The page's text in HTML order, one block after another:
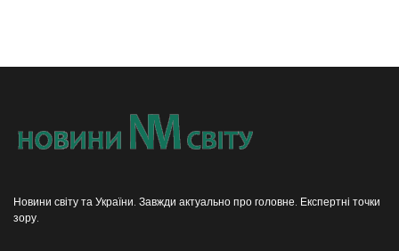
Новини світу та України. Завжди актуально про головне. Експертні точки
зору.